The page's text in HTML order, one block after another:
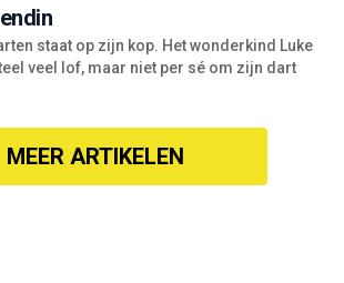
staat op zijn kop. Het wonderkind Luke
veel lof, maar niet per sé om zijn dart
MEER ARTIKELEN